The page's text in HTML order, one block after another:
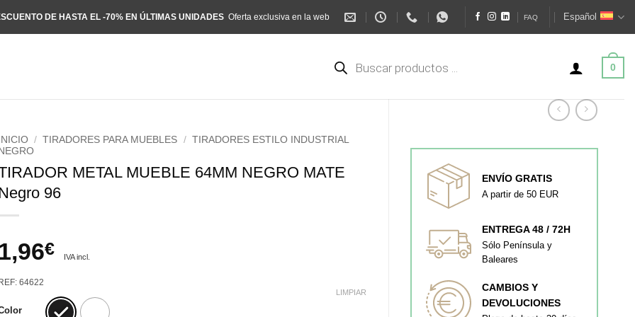
DE HASTA EL -70% EN ÚLTIMAS UNIDADES Oferta exclusiva en la web FAQ Español
productos
0
ENVÍO GRATIS
A partir de 50 EUR
ENTREGA 48 / 72H
Sólo Península y
Baleares
CAMBIOS Y
DEVOLUCIONES
INICIO / TIRADORES PARA MUEBLES / TIRADORES ESTILO INDUSTRIAL
NEGRO
METAL MUEBLE 64MM NEGRO MATE
96
1,96€ IVA incl.
REF: 64622
LIMPIAR